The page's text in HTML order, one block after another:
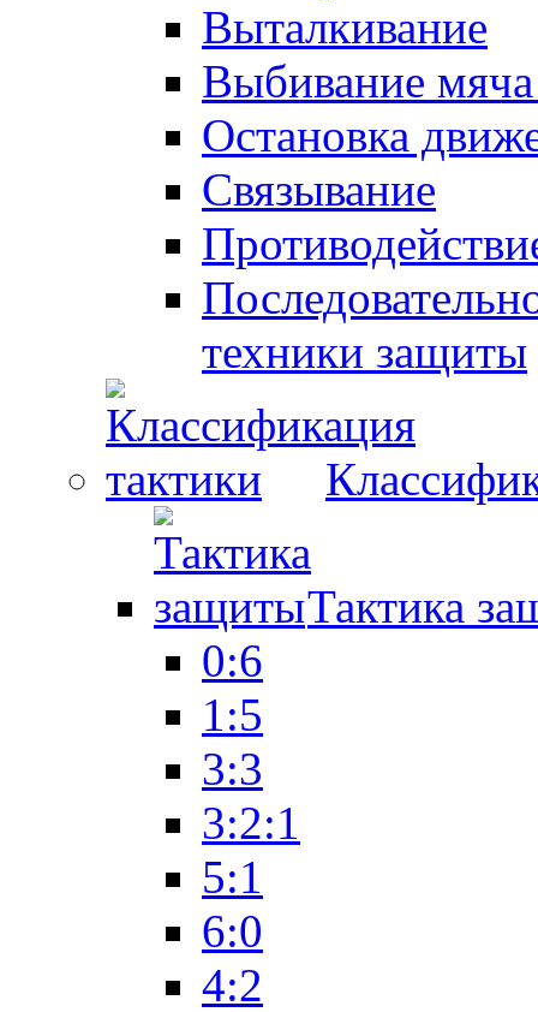
Выталкивание
Выбивание
Остановка
Связывание
техники защиты
Тактика
0:6
1:5
3:3
3:2:1
5:1
6:0
4:2